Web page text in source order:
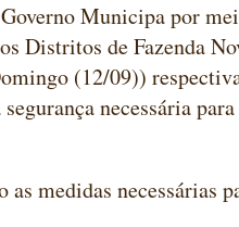
Municipa por
Distritos de Fazenda
(12/09))
necessária
medidas necessárias